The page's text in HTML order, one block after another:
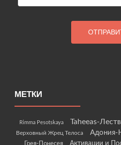
МЕТКИ
Rimma Pesotskaya Taheeas-
Верховный Жрец Телоса
Адония-
Грея-Понесея
Активации и